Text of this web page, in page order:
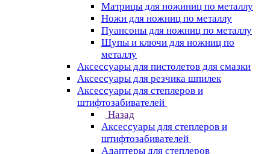
Матрицы для ножиниц по металлу
Ножи для ножниц по металлу
Пуансоны для ножниц по металлу
Щупы и ключи для ножниц по
металлу
Аксессуары для пистолетов для смазки
Аксессуары для резчика шпилек
Аксессуары для степлеров и
штифтозабивателей
Назад
Аксессуары для степлеров и
штифтозабивателей
Адаптеры для степлеров